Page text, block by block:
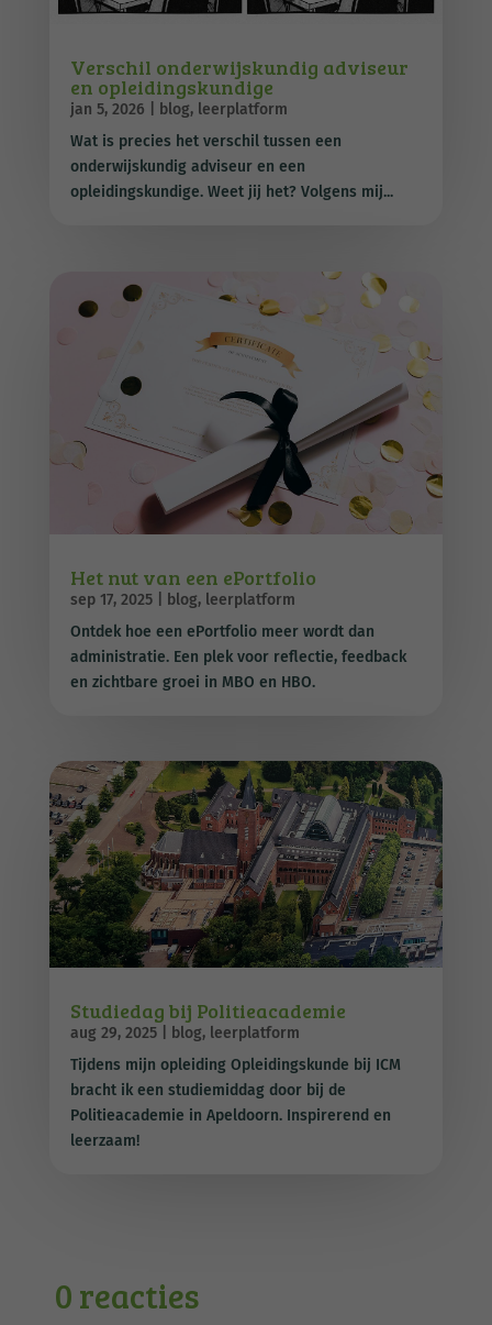
Verschil onderwijskundig adviseur
en opleidingskundige
jan 5, 2026 blog, leerplatform
Wat is precies het verschil tussen een
onderwijskundig adviseur en een
opleidingskundige. Weet jij het? Volgens mij...
Het nut van een ePortfolio
sep 17, 2025| blog, leerplatform
Ontdek hoe een ePortfolio meer wordt dan
administratie. Een plek voor reflectie, feedback
en zichtbare groei in MBO en HBO.
Studiedag bij Politieacademie
aug 29, 2025| blog, leerplatform
Tijdens mijn opleiding Opleidingskunde bij ICM
bracht ik een studiemiddag door bij de
Politieacademie in Apeldoorn. Inspirerend en
leerzaam!
0 reacties